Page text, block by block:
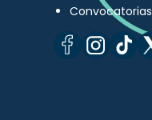
Convocatorias